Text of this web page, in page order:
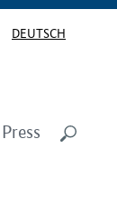
DEUTSCH
Press